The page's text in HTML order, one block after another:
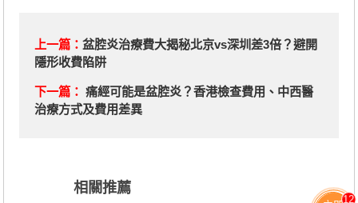
上一篇： 盆腔炎治療費大揭秘北京vs深圳差3倍？避開
隱形收費陷阱
下一篇： 痛經可能是盆腔炎？香港檢查費用、中西醫
治療方式及費用差異
相關推薦
12